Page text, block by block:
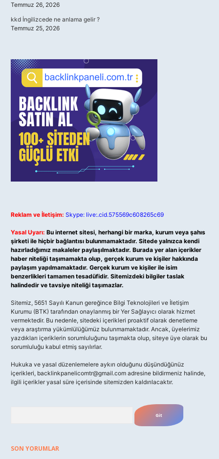
Temmuz 26, 2026
kkd İngilizcede ne anlama gelir ?
Temmuz 25, 2026
Reklam ve İletişim: Skype: live:.cid.575569c608265c69
Yasal Uyarı: Bu internet sitesi, herhangi bir marka, kurum veya şahıs
şirketi ile hiçbir bağlantısı bulunmamaktadır. Sitede yalnızca kendi
hazırladığımız makaleler paylaşılmaktadır. Burada yer alan içerikler
haber niteliği taşımamakta olup, gerçek kurum ve kişiler hakkında
paylaşım yapılmamaktadır. Gerçek kurum ve kişiler ile isim
benzerlikleri tamamen tesadüfidir. Sitemizdeki bilgiler taslak
halindedir ve tavsiye niteliği taşımazlar.
Sitemiz, 5651 Sayılı Kanun gereğince Bilgi Teknolojileri ve İletişim
Kurumu (BTK) tarafından onaylanmış bir Yer Sağlayıcı olarak hizmet
vermektedir. Bu nedenle, sitedeki içerikleri proaktif olarak denetleme
veya araştırma yükümlülüğümüz bulunmamaktadır. Ancak, üyelerimiz
yazdıkları içeriklerin sorumluluğunu taşımakta olup, siteye üye olarak bu
sorumluluğu kabul etmiş sayılırlar.
Hukuka ve yasal düzenlemelere aykırı olduğunu düşündüğünüz
içerikleri, backlinkpanelicomtr@gmail.com adresine bildirmeniz halinde,
ilgili içerikler yasal süre içerisinde sitemizden kaldırılacaktır.
SON YORUMLAR